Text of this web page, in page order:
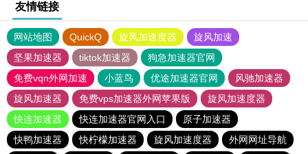
友情链接
网站地图 QuickQ 旋风加速度器
旋风加速
坚果加速器
tiktok加速器
狗急加速器官网
免费vqn外网加速
小蓝鸟 优途加速器官网
风驰加速器
旋风加速器
免费vps加速器外网苹果版
旋风加速度器
快连加速器
快连加速器官网入口
原子加速器
快鸭加速器
快柠檬加速器 旋风加速度器
外网网址导航